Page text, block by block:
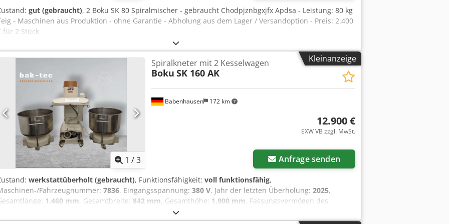
gut (gebraucht), 2 Boku SK 80 Spiralmischer - gebraucht Chodpjznbgxjfx Apdsa - Leistung: 80 kg
- Maschinen aus Produktion - ohne Garantie - Abholung aus dem Lager / Versandoption - Preis: 2.400
für 2 Stück
Kleinanzeige
1 /3
Babenhausen 172 km
Spiralkneter mit 2 Kesselwagen
Boku SK 160 AK
12.900 €
EXW VB zzgl. MwSt.
Anfrage senden
werkstattüberholt (gebraucht), Funktionsfähigkeit: voll funktionsfähig,
Fahrzeugnummer: 7836, Eingangsspannung: 380 V, Jahr der letzten Überholung: 2025,
1.460 mm, Gesamtbreite: 842 mm, Gesamthöhe: 1.900 mm, Fassungsvermögen des
, Leergewicht:
Drehstrom, Leistung:9,55 kW (12,98 PS), elektrische Sicherung:32 A,